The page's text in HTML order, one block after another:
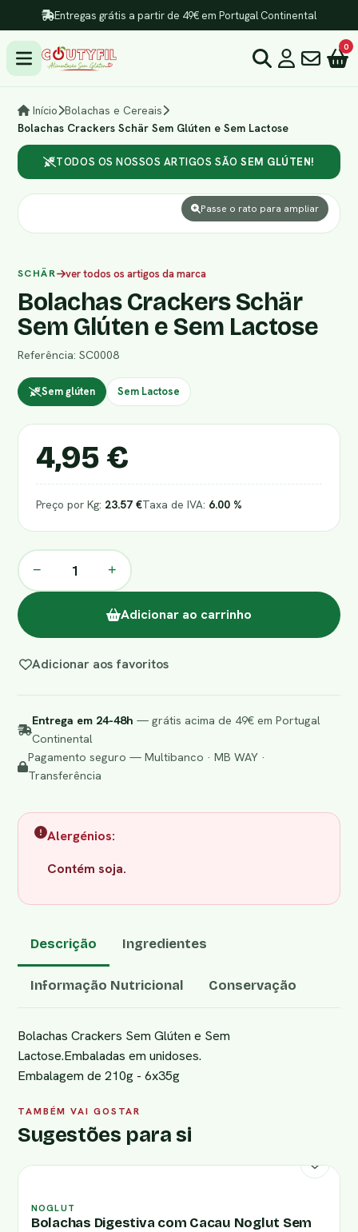
Entregas grátis a partir de 49€ em Portugal Continental
0
Início Bolachas e Cereais
Bolachas Crackers Schär Sem Glúten e Sem Lactose
TODOS OS NOSSOS ARTIGOS SÃO SEM GLÚTEN!
Passe o rato para ampliar
SCHÄR ver todos os artigos da marca
Bolachas Crackers Schär
Sem Glúten e Sem Lactose
Referência: SC0008
Sem glúten Sem Lactose
4,95 €
Preço por Kg: 23.57 €Taxa de IVA: 6.00 %
− +
Adicionar ao carrinho
Adicionar aos favoritos
Entrega em 24-48h — grátis acima de 49€ em Portugal
Continental
Pagamento seguro — Multibanco · MB WAY ·
Transferência
Alergénios:
Contém soja.
Descrição Ingredientes
Informação Nutricional Conservação
Bolachas Crackers Sem Glúten e Sem
Lactose.Embaladas em unidoses.
Embalagem de 210g - 6x35g
TAMBÉM VAI GOSTAR
Sugestões para si
NOGLUT
Bolachas Digestiva com Cacau Noglut Sem